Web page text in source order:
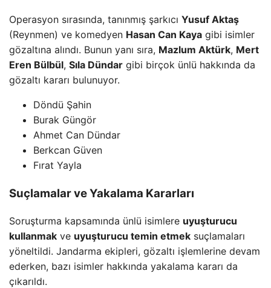
Operasyon sırasında, tanınmış şarkıcı Yusuf Aktaş
(Reynmen) ve komedyen Hasan Can Kaya gibi isimler
gözaltına alındı. Bunun yanı sıra, Mazlum Aktürk, Mert
Eren Bülbül, Sıla Dündar gibi birçok ünlü hakkında da
gözaltı kararı bulunuyor.
Döndü Şahin
Burak Güngör
Ahmet Can Dündar
Berkcan Güven
Fırat Yayla
Suçlamalar ve Yakalama Kararları
Soruşturma kapsamında ünlü isimlere uyuşturucu
kullanmak ve uyuşturucu temin etmek suçlamaları
yöneltildi. Jandarma ekipleri, gözaltı işlemlerine devam
ederken, bazı isimler hakkında yakalama kararı da
çıkarıldı.